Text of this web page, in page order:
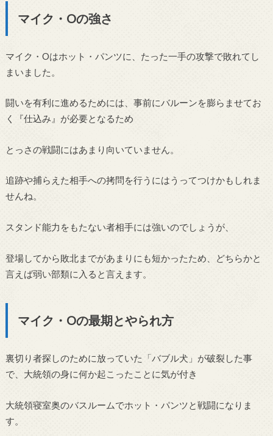
マイク・Oの強さ
マイク・Oはホット・パンツに、たった一手の攻撃で敗れてし
まいました。
闘いを有利に進めるためには、事前にバルーンを膨らませてお
く『仕込み』が必要となるため
とっさの戦闘にはあまり向いていません。
追跡や捕らえた相手への拷問を行うにはうってつけかもしれま
せんね。
スタンド能力をもたない者相手には強いのでしょうが、
登場してから敗北までがあまりにも短かったため、どちらかと
言えば弱い部類に入ると言えます。
マイク・Oの最期とやられ方
裏切り者探しのために放っていた「バブル犬」が破裂した事
で、大統領の身に何か起こったことに気が付き
大統領寝室奥のバスルームでホット・パンツと戦闘になりま
す。